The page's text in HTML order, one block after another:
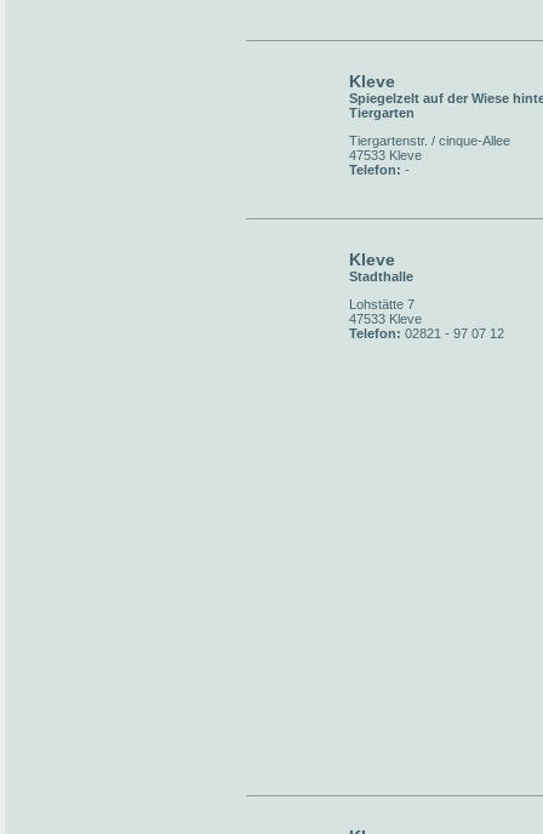
Kleve
Spiegelzelt auf der Wiese
Tiergarten
Tiergartenstr. / cinque-Allee
47533 Kleve
Telefon: -
Kleve
Stadthalle
Lohstätte 7
47533 Kleve
Telefon: 02821 - 97 07 12